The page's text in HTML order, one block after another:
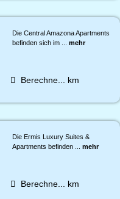
Die Central Amazona Apartments
befinden sich im ... mehr
Berechne... km
Die Ermis Luxury Suites &
Apartments befinden ... mehr
Berechne... km